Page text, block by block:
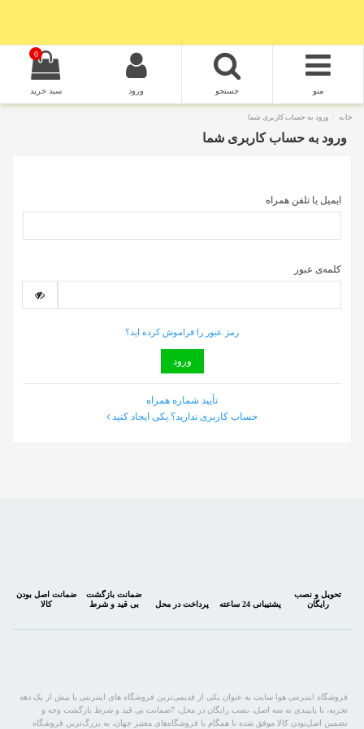
منو جستجو ورود
0
سبد خرید
خانه ورود به حساب کاربری شما
ورود به حساب کاربری شما
ایمیل یا تلفن همراه
کلمه‌ی عبور
رمز عبور را فراموش کرده اید؟
ورود
تأیید شماره همراه
حساب کاربری ندارید؟ یکی ایجاد کنید
تحویل و نصب
رایگان
پشتیبانی 24 ساعته پرداخت در محل
ضمانت بازگشت
بی قید و شرط
ضمانت اصل بودن
کالا
فروشگاه اینترنتی هوا سایت به عنوان یکی از قدیمی‌ترین فروشگاه های اینترنتی با بیش از یک دهه
تجربه، با پایبندی به سه اصل، نصب رایگان در محل، 7ضمانت بی قید و شرط بازگشت وجه و
تضمین اصل‌بودن کالا موفق شده تا همگام با فروشگاه‌های معتبر جهان، به بزرگ‌ترین فروشگاه